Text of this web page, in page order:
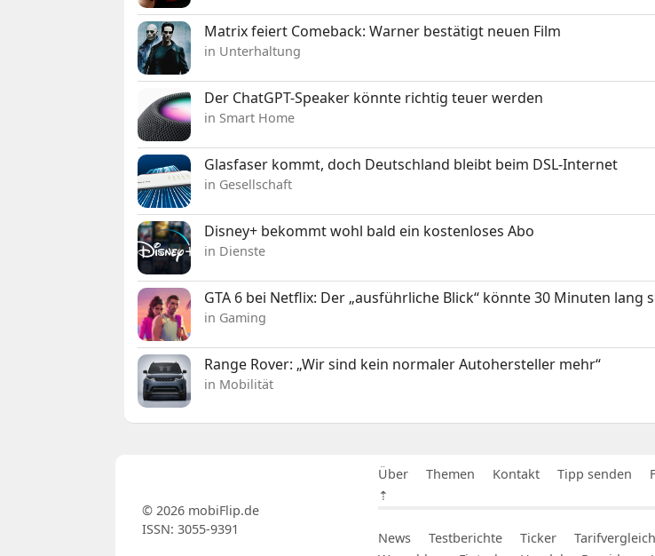
Matrix feiert Comeback: Warner bestätigt neuen Film
in Unterhaltung
Der ChatGPT-Speaker könnte richtig teuer werden
in Smart Home
Glasfaser kommt, doch Deutschland bleibt beim DSL-Internet
in Gesellschaft
Disney+ bekommt wohl bald ein kostenloses Abo
in Dienste
GTA 6 bei Netflix: Der „ausführliche Blick“ könnte 30 Minuten lang
in Gaming
Range Rover: „Wir sind kein normaler Autohersteller mehr“
in Mobilität
Über Themen Kontakt Tipp senden
⇡
News Testberichte Ticker Tarifvergleich
© 2026 mobiFlip.de
ISSN: 3055-9391